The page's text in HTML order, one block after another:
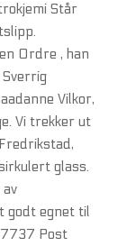
Står
Ordre , han
Vilkor,
Vi trekker ut
glass.
godt egnet til
Post